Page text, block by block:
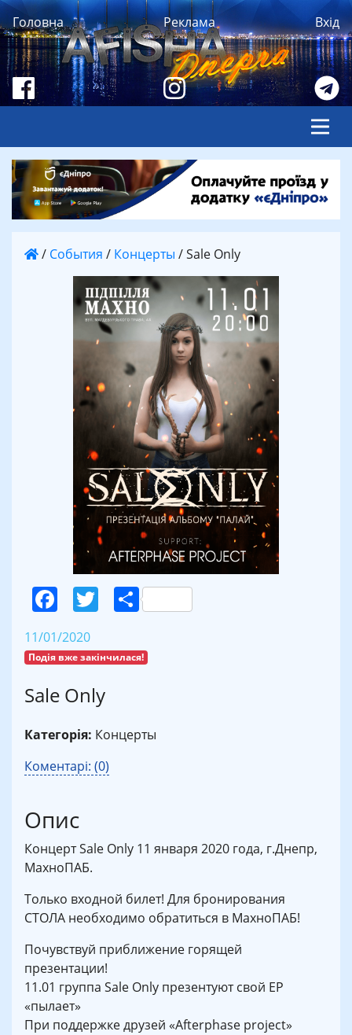
Головна Реклама Вхід
/ События / Концерты /Sale Only
Facebook
Twitter
Поділитися
11/01/2020
Подія вже закінчилася!
Sale Only
Категорія: Концерты
Коментарі: (0)
Опис
Концерт Sale Only 11 января 2020 года, г.Днепр,
МахноПАБ.
Только входной билет! Для бронирования
СТОЛА необходимо обратиться в МахноПАБ!
Почувствуй приближение горящей
презентации!
11.01 группа Sale Only презентуют свой ЕР
«пылает»
При поддержке друзей «Afterphase project»